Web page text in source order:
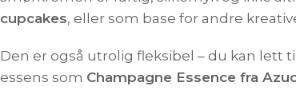
cupcakes, eller som base for andre
Den er også utrolig fleksibel – du kan lett
essens som Champagne Essence fra